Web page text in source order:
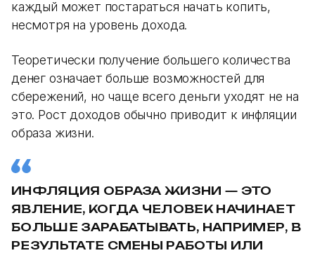
каждый может постараться начать копить,
несмотря на уровень дохода.
Теоретически получение большего количества
денег означает больше возможностей для
сбережений, но чаще всего деньги уходят не на
это. Рост доходов обычно приводит к инфляции
образа жизни.
ИНФЛЯЦИЯ ОБРАЗА ЖИЗНИ — ЭТО
ЯВЛЕНИЕ, КОГДА ЧЕЛОВЕК НАЧИНАЕТ
БОЛЬШЕ ЗАРАБАТЫВАТЬ, НАПРИМЕР, В
РЕЗУЛЬТАТЕ СМЕНЫ РАБОТЫ ИЛИ